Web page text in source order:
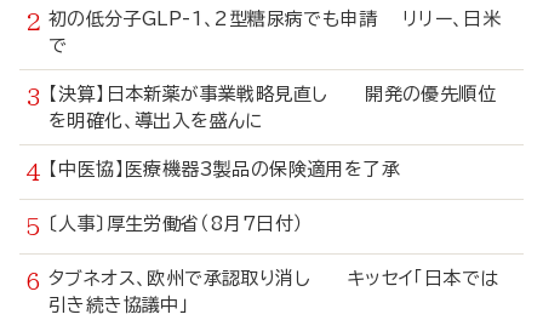
初の低分子GLP-1、2型糖尿病でも申請 リリー、日米
で
【決算】日本新薬が事業戦略見直し 開発の優先順位
を明確化、導出入を盛んに
【中医協】医療機器3製品の保険適用を了承
〔人事〕厚生労働省（8月7日付）
タブネオス、欧州で承認取り消し キッセイ「日本では
引き続き協議中」